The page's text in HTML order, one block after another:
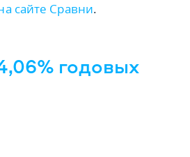
сайте Сравни.
годовых